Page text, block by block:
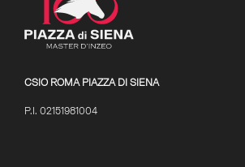
CSIO ROMA PIAZZA DI SIENA
P.I. 02151981004